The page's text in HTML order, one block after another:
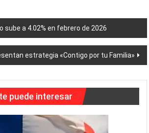
sube a 4.02% en febrero de 2026
estrategia «Contigo por tu Familia»
puede interesar